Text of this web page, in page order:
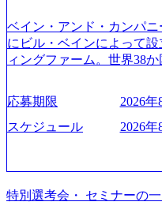
きます。 ※本求人はレバ
す。 ※案件によっては客
す。 ＜ITコンサルタント
模基幹システムにおける最
想策定、開発マネジメン
います。 生成AIなどの最
の業務革新と効率化の実
の要望を深くヒアリング
による開発支援までを一
プロジェクト提案・推進の
ry-safety-network)（公共サ
導入で基幹システムを刷新
se-studies/consumer-goods-
る 日本では2.3万人以上の
を上回る規模感)、営業利
を遂げていることから、
の技術者を抱えており、
て日本国内2番目にSAP認
数が多く、特にIT領域に強みを持つ グロー
資格も保有、さまざまな
と蓄積されたノウハウを
を開発し、それらを活用
ティングサービスを提供す
96dc8f2-7d54-42b9-a7ae-
ムコンサルティング会社資
dam/abeam/jp/ja/about/
e_jpn_4.pdf) 『SAP
ルティング、社員の健康
ベイン・アンド・カンパニ
にビル・ベインによって
ィングファーム。世界38
アントにお届けするのは
果』である。」この原則の
れた。クライアントが不
に、提言を具体的な行動
「結果主義」を標榜。ク
現を目標に、具体的に目に
応募期限
2026年
スケジュール
2026年
特別選考会・ セミナーの